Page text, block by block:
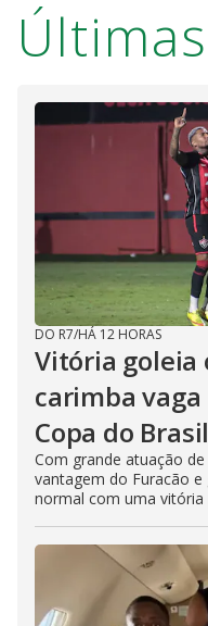
Últimas
DO R7/HÁ 12 HORAS
Vitória goleia
carimba
Copa do Brasil
Com grande atuação
vantagem do Furacão
normal com uma vitória